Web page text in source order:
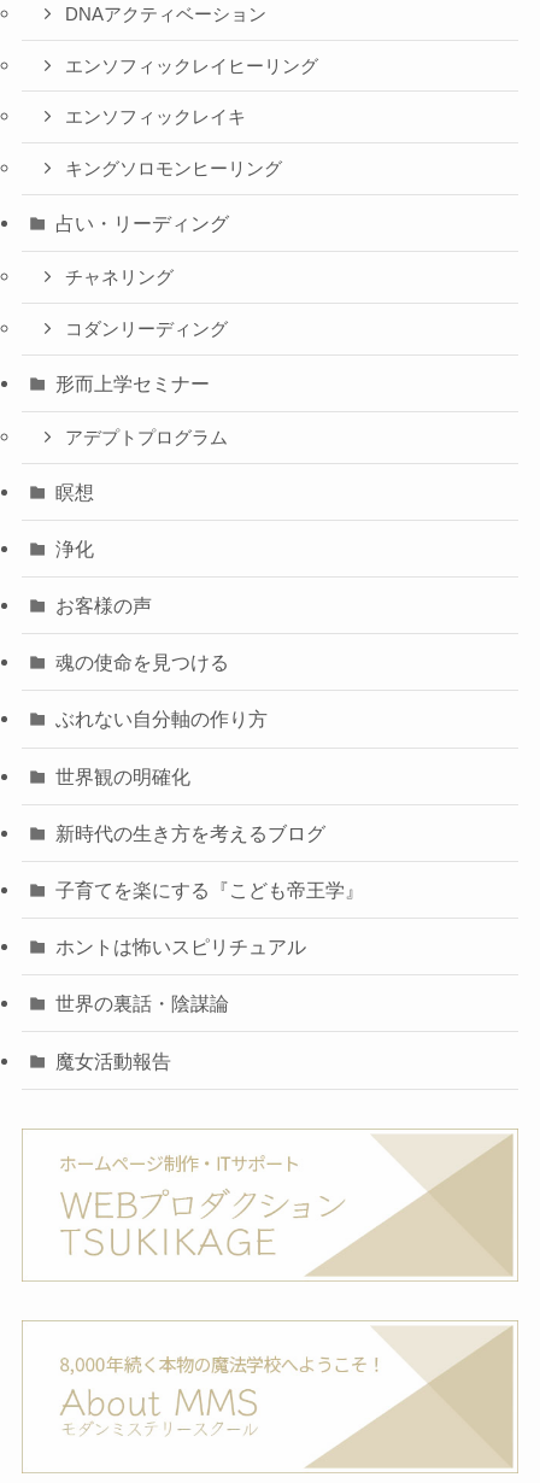
DNAアクティベーション
エンソフィックレイヒーリング
エンソフィックレイキ
キングソロモンヒーリング
占い・リーディング
チャネリング
コダンリーディング
形而上学セミナー
アデプトプログラム
瞑想
浄化
お客様の声
魂の使命を見つける
ぶれない自分軸の作り方
世界観の明確化
新時代の生き方を考えるブログ
子育てを楽にする『こども帝王学』
ホントは怖いスピリチュアル
世界の裏話・陰謀論
魔女活動報告